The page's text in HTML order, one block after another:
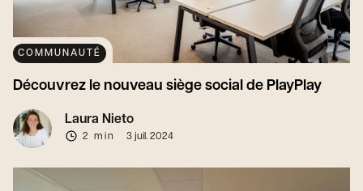
COMMUNAUTÉ
Découvrez le nouveau siège social de PlayPlay
Laura Nieto
2 min 3 juil. 2024